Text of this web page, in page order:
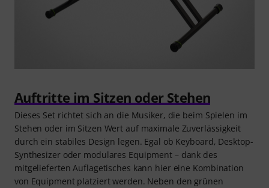
Auftritte im Sitzen oder Stehen
Dieses Set richtet sich an die Musiker, die beim Spielen im
Stehen oder im Sitzen Wert auf maximale Zuverlässigkeit
durch ein stabiles Design legen. Egal ob Keyboard, Desktop-
Synthesizer oder modulares Equipment – dank des
mitgelieferten Auflagetisches kann hier eine Kombination
von Equipment platziert werden. Neben den grünen